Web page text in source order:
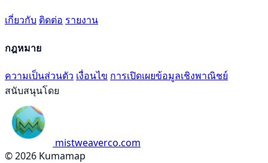
เกี่ยวกับ ติดต่อ รายงาน
กฎหมาย
ความเป็นส่วนตัว เงื่อนไข การเปิดเผยข้อมูลเชิงพาณิชย์
สนับสนุนโดย
mistweaverco.com
© 2026 Kumamap